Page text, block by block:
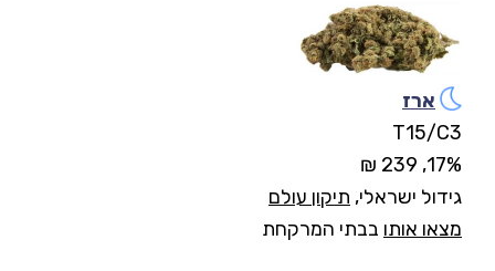
ארז
T15/C3
17%, 239 ₪
גידול ישראלי, תיקון עולם
מצאו אותו בבתי המרקחת